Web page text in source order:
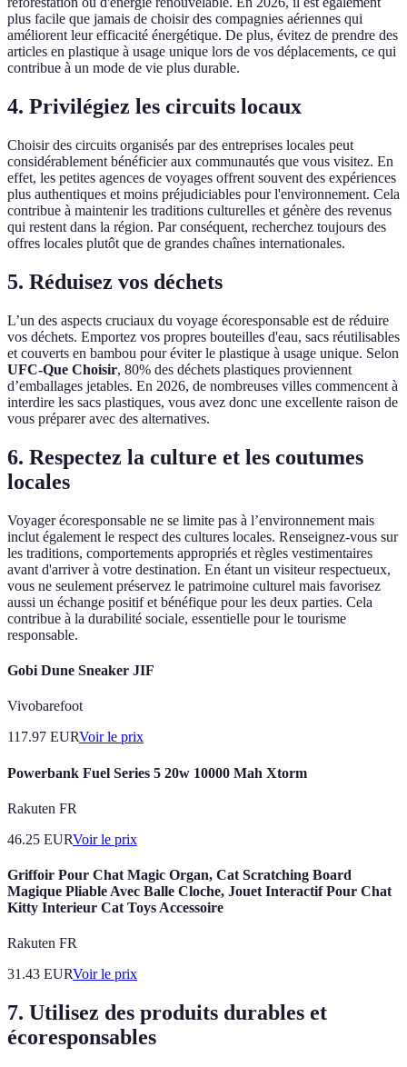
plus facile que jamais de choisir des compagnies aériennes qui
améliorent leur efficacité énergétique. De plus, évitez de prendre des
articles en plastique à usage unique lors de vos déplacements, ce qui
contribue à un mode de vie plus durable.
4. Privilégiez les circuits locaux
Choisir des circuits organisés par des entreprises locales peut
considérablement bénéficier aux communautés que vous visitez. En
effet, les petites agences de voyages offrent souvent des expériences
plus authentiques et moins préjudiciables pour l'environnement. Cela
contribue à maintenir les traditions culturelles et génère des revenus
qui restent dans la région. Par conséquent, recherchez toujours des
offres locales plutôt que de grandes chaînes internationales.
5. Réduisez vos déchets
L’un des aspects cruciaux du voyage écoresponsable est de réduire
vos déchets. Emportez vos propres bouteilles d'eau, sacs réutilisables
et couverts en bambou pour éviter le plastique à usage unique. Selon
UFC-Que Choisir, 80% des déchets plastiques proviennent
d’emballages jetables. En 2026, de nombreuses villes commencent à
interdire les sacs plastiques, vous avez donc une excellente raison de
vous préparer avec des alternatives.
6. Respectez la culture et les coutumes
locales
Voyager écoresponsable ne se limite pas à l’environnement mais
inclut également le respect des cultures locales. Renseignez-vous sur
les traditions, comportements appropriés et règles vestimentaires
avant d'arriver à votre destination. En étant un visiteur respectueux,
vous ne seulement préservez le patrimoine culturel mais favorisez
aussi un échange positif et bénéfique pour les deux parties. Cela
contribue à la durabilité sociale, essentielle pour le tourisme
responsable.
Gobi Dune Sneaker JIF
Vivobarefoot
117.97 EURVoir le prix
Powerbank Fuel Series 5 20w 10000 Mah Xtorm
Rakuten FR
46.25 EURVoir le prix
Griffoir Pour Chat Magic Organ, Cat Scratching Board
Magique Pliable Avec Balle Cloche, Jouet Interactif Pour Chat
Kitty Interieur Cat Toys Accessoire
Rakuten FR
31.43 EURVoir le prix
7. Utilisez des produits durables et
écoresponsables